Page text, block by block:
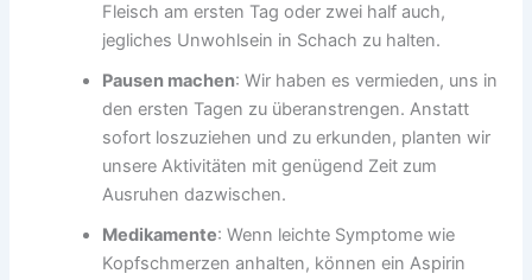
Fleisch am ersten Tag oder zwei half auch,
jegliches Unwohlsein in Schach zu halten.
Pausen machen: Wir haben es vermieden, uns in
den ersten Tagen zu überanstrengen. Anstatt
sofort loszuziehen und zu erkunden, planten wir
unsere Aktivitäten mit genügend Zeit zum
Ausruhen dazwischen.
Medikamente: Wenn leichte Symptome wie
Kopfschmerzen anhalten, können ein Aspirin